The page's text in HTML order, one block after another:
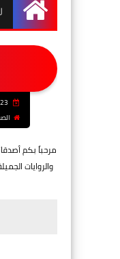
مرحباً بكم
والروايات